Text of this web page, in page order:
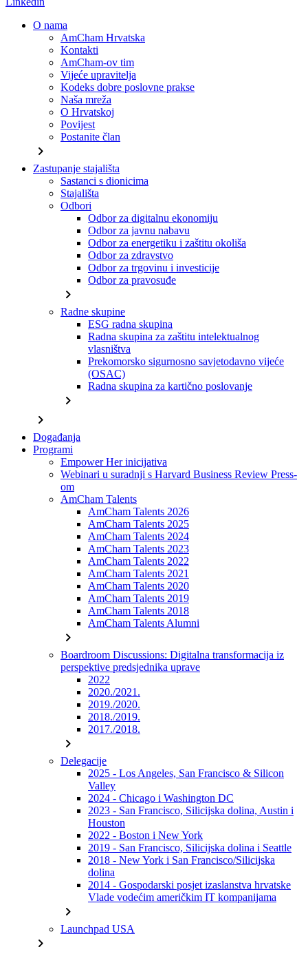
O nama
AmCham Hrvatska
Kontakti
AmCham-ov tim
Vijeće upravitelja
Kodeks dobre poslovne prakse
Naša mreža
O Hrvatskoj
Povijest
Postanite član
chevron_right
Zastupanje stajališta
Sastanci s dionicima
Stajališta
Odbori
Odbor za digitalnu ekonomiju
Odbor za javnu nabavu
Odbor za energetiku i zaštitu okoliša
Odbor za zdravstvo
Odbor za trgovinu i investicije
Odbor za pravosuđe
chevron_right
Radne skupine
ESG radna skupina
Radna skupina za zaštitu intelektualnog
vlasništva
Prekomorsko sigurnosno savjetodavno vijeće
(OSAC)
Radna skupina za kartično poslovanje
chevron_right
chevron_right
Događanja
Programi
Empower Her inicijativa
Webinari u suradnji s Harvard Business Review Press-
om
AmCham Talents
AmCham Talents 2026
AmCham Talents 2025
AmCham Talents 2024
AmCham Talents 2023
AmCham Talents 2022
AmCham Talents 2021
AmCham Talents 2020
AmCham Talents 2019
AmCham Talents 2018
AmCham Talents Alumni
chevron_right
Boardroom Discussions: Digitalna transformacija iz
perspektive predsjednika uprave
2022
2020./2021.
2019./2020.
2018./2019.
2017./2018.
chevron_right
Delegacije
2025 - Los Angeles, San Francisco & Silicon
Valley
2024 - Chicago i Washington DC
2023 - San Francisco, Silicijska dolina, Austin i
Houston
2022 - Boston i New York
2019 - San Francisco, Silicijska dolina i Seattle
2018 - New York i San Francisco/Silicijska
dolina
2014 - Gospodarski posjet izaslanstva hrvatske
Vlade vodećim američkim IT kompanijama
chevron_right
Launchpad USA
chevron_right